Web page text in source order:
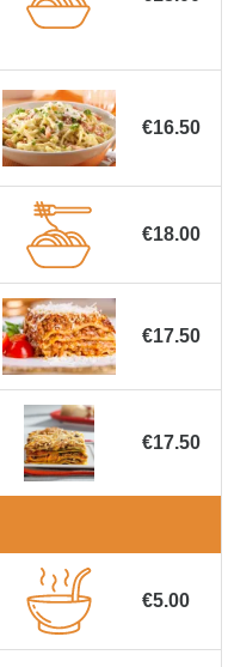
€16.50
€18.00
€17.50
€17.50
€5.00